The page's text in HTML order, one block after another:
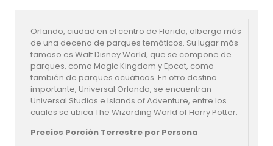
Orlando, ciudad en el centro de Florida, alberga más
de una decena de parques temáticos. Su lugar más
famoso es Walt Disney World, que se compone de
parques, como Magic Kingdom y Epcot, como
también de parques acuáticos. En otro destino
importante, Universal Orlando, se encuentran
Universal Studios e Islands of Adventure, entre los
cuales se ubica The Wizarding World of Harry Potter.
Precios Porción Terrestre por Persona